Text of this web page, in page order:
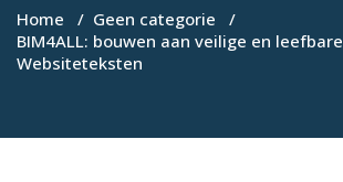
Home / Geen categorie /
BIM4ALL: bouwen aan veilige en
Websiteteksten